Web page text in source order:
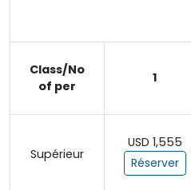
Class/No
of per
1
Supérieur
USD 1,555
Réserver